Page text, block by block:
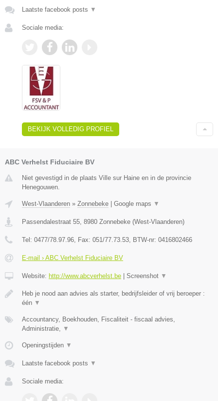
Laatste facebook posts ▼
Sociale media:
BEKIJK VOLLEDIG PROFIEL
ABC Verhelst Fiduciaire BV
Niet gevestigd in de plaats Ville sur Haine en in de provincie
Henegouwen.
West-Vlaanderen » Zonnebeke Google maps ▼
Passendalestraat 55, 8980 Zonnebeke (West-Vlaanderen)
Tel: 0477/78.97.96, Fax: 051/77.73.53, BTW-nr: 0416802466
E-mail › ABC Verhelst Fiduciaire BV
Website: http://www.abcverhelst.be Screenshot ▼
Heb je nood aan advies als starter, bedrijfsleider of vrij beroeper :
één ▼
Accountancy, Boekhouden, Fiscaliteit - fiscaal advies,
Administratie, ▼
Openingstijden ▼
Laatste facebook posts ▼
Sociale media: